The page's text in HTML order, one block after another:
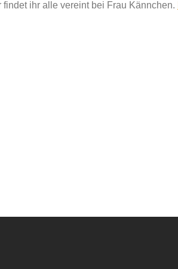
ihr alle vereint bei Frau Kännchen.